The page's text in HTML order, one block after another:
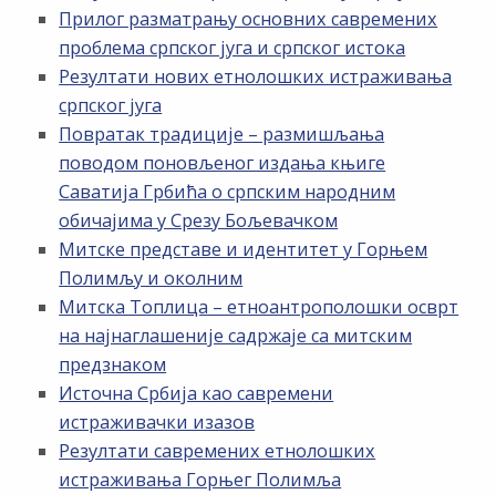
Прилог разматрању основних савремених
проблема српског југа и српског истока
Резултати нових етнолошких истраживања
српског југа
Повратак традиције – размишљања
поводом поновљеног издања књиге
Саватија Грбића о српским народним
обичајима у Срезу Бољевачком
Митске представе и идентитет у Горњем
Полимљу и околним
Митска Топлица – етноантрополошки осврт
на најнаглашеније садржаје са митским
предзнаком
Источна Србија као савремени
истраживачки изазов
Резултати савремених етнолошких
истраживања Горњег Полимља